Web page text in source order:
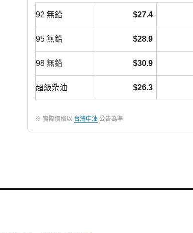
92 無鉛 $27.4
95 無鉛 $28.9
98 無鉛 $30.9
超級柴油 $26.3
※ 實際價格以 台灣中油 公告為準